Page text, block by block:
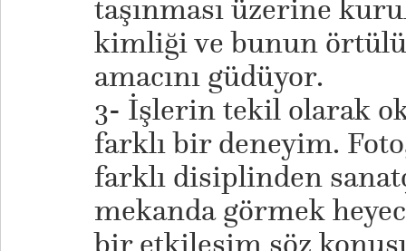
taşınması üzerine
kimliği ve bunun
amacını güdüyor.
3- İşlerin tekil olarak
farklı bir deneyim.
farklı disiplinden
mekanda görmek